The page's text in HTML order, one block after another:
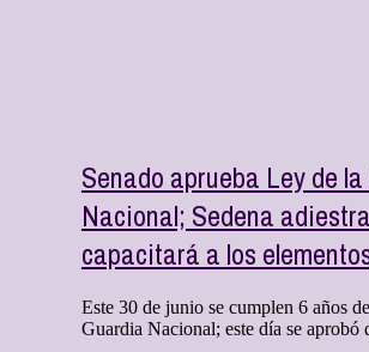
Senado aprueba Ley de
Nacional; Sedena
capacitará a los
Este 30 de junio se cumplen 6 años
Guardia Nacional; este día se aprobó